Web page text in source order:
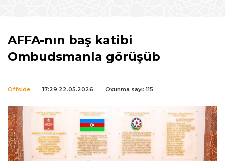
AFFA-nın baş katibi
Ombudsmanla görüşüb
Offside 17:29 22.05.2026 Oxunma sayı: 115